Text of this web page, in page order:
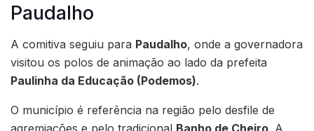
Paudalho
A comitiva seguiu para Paudalho, onde a governadora
visitou os polos de animação ao lado da prefeita
Paulinha da Educação (Podemos).
O município é referência na região pelo desfile de